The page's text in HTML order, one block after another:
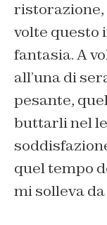
ristorazione,
volte questo
fantasia. A
all’una di
pesante,
buttarli nel
quel tempo
mi solleva